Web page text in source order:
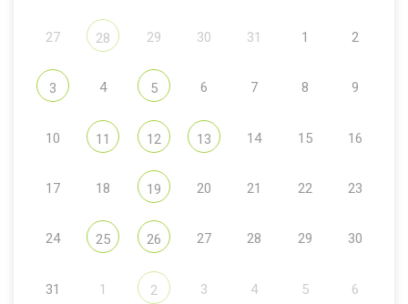
27 28 29 30 31 1 2
3 4 5 6 7 8 9
10 11 12 13 14 15 16
17 18 19 20 21 22 23
24 25 26 27 28 29 30
31 1 2 3 4 5 6